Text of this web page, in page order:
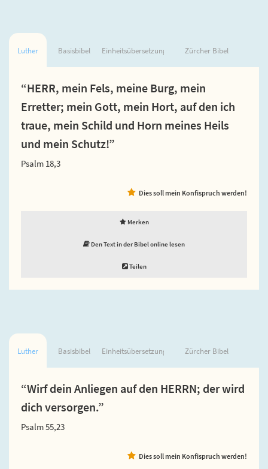
Luther Basisbibel Einheitsübersetzung Zürcher Bibel
“HERR, mein Fels, meine Burg, mein
Erretter; mein Gott, mein Hort, auf den ich
traue, mein Schild und Horn meines Heils
und mein Schutz!”
Psalm 18,3
Dies soll mein Konfispruch werden!
Merken
Den Text in der Bibel online lesen
Teilen
Luther Basisbibel Einheitsübersetzung Zürcher Bibel
“Wirf dein Anliegen auf den HERRN; der wird
dich versorgen.”
Psalm 55,23
Dies soll mein Konfispruch werden!